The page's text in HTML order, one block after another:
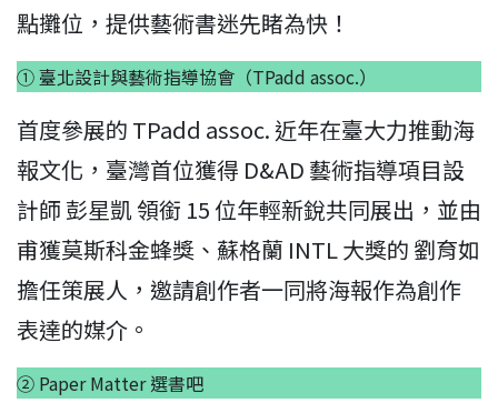
點攤位，提供藝術書迷先睹為快！
① 臺北設計與藝術指導協會（TPadd assoc.）
首度參展的 TPadd assoc. 近年在臺大力推動海
報文化，臺灣首位獲得 D&AD 藝術指導項目設
計師 彭星凱 領銜 15 位年輕新銳共同展出，並由
甫獲莫斯科金蜂獎、蘇格蘭 INTL 大獎的 劉育如
擔任策展人，邀請創作者一同將海報作為創作
表達的媒介。
② Paper Matter 選書吧